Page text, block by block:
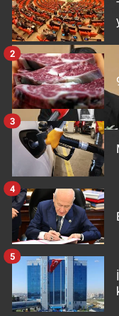
kalkan: Çinko
önemi
Adalet Bakanı Gürlek:
Hizmetlerinin Etkinliği
Bürolarını kuruyoruz"
2
3
4
5
Gündem Özel
Günün
Haber
İlan
Kimdir
Koronavirüs
Ne demişti